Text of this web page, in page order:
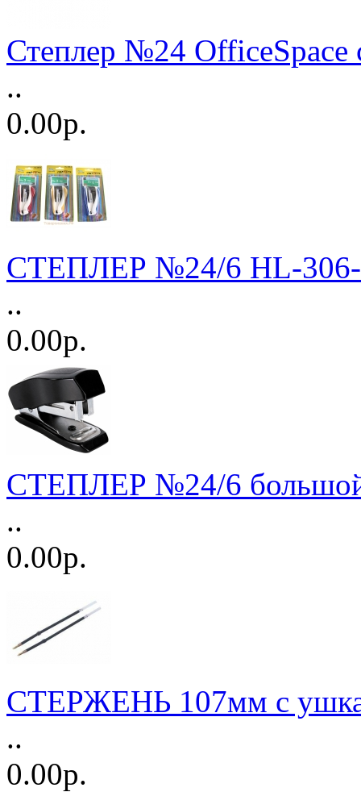
Степлер №24 OfficeSpace
..
0.00р.
СТЕПЛЕР №24/6 HL-306-
..
0.00р.
СТЕПЛЕР №24/6
..
0.00р.
СТЕРЖЕНЬ 107мм с
..
0.00р.